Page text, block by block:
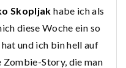
Skopljak habe ich als
diese Woche ein so
und ich bin hell auf
Story, die man